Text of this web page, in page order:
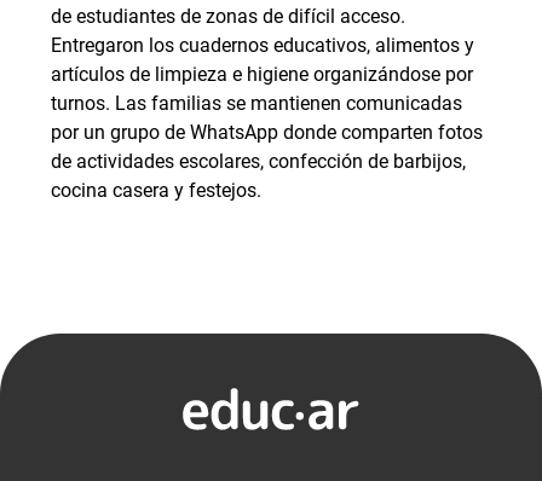
de estudiantes de zonas de difícil acceso.
Entregaron los cuadernos educativos, alimentos y
artículos de limpieza e higiene organizándose por
turnos. Las familias se mantienen comunicadas
por un grupo de WhatsApp donde comparten fotos
de actividades escolares, confección de barbijos,
cocina casera y festejos.